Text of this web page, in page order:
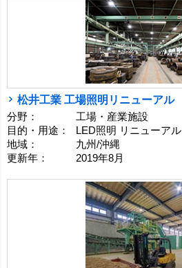
松井工業 工場照明リニューアル
分野：
工場・産業施設
目的・用途：
LED照明 リニューアル
地域：
九州/沖縄
更新年：
2019年8月